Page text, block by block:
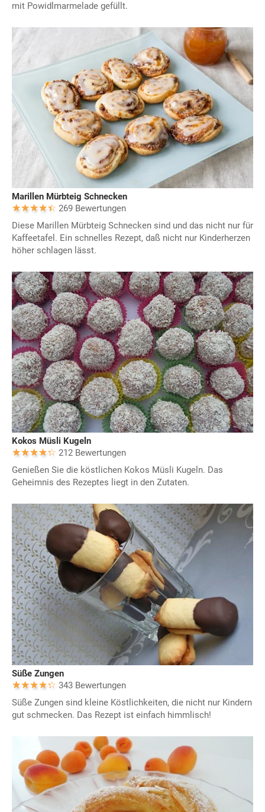
mit Powidlmarmelade gefüllt.
Marillen Mürbteig Schnecken
269 Bewertungen
Diese Marillen Mürbteig Schnecken sind und das nicht nur für
Kaffeetafel. Ein schnelles Rezept, daß nicht nur Kinderherzen
höher schlagen lässt.
Kokos Müsli Kugeln
212 Bewertungen
Genießen Sie die köstlichen Kokos Müsli Kugeln. Das
Geheimnis des Rezeptes liegt in den Zutaten.
Süße Zungen
343 Bewertungen
Süße Zungen sind kleine Köstlichkeiten, die nicht nur Kindern
gut schmecken. Das Rezept ist einfach himmlisch!